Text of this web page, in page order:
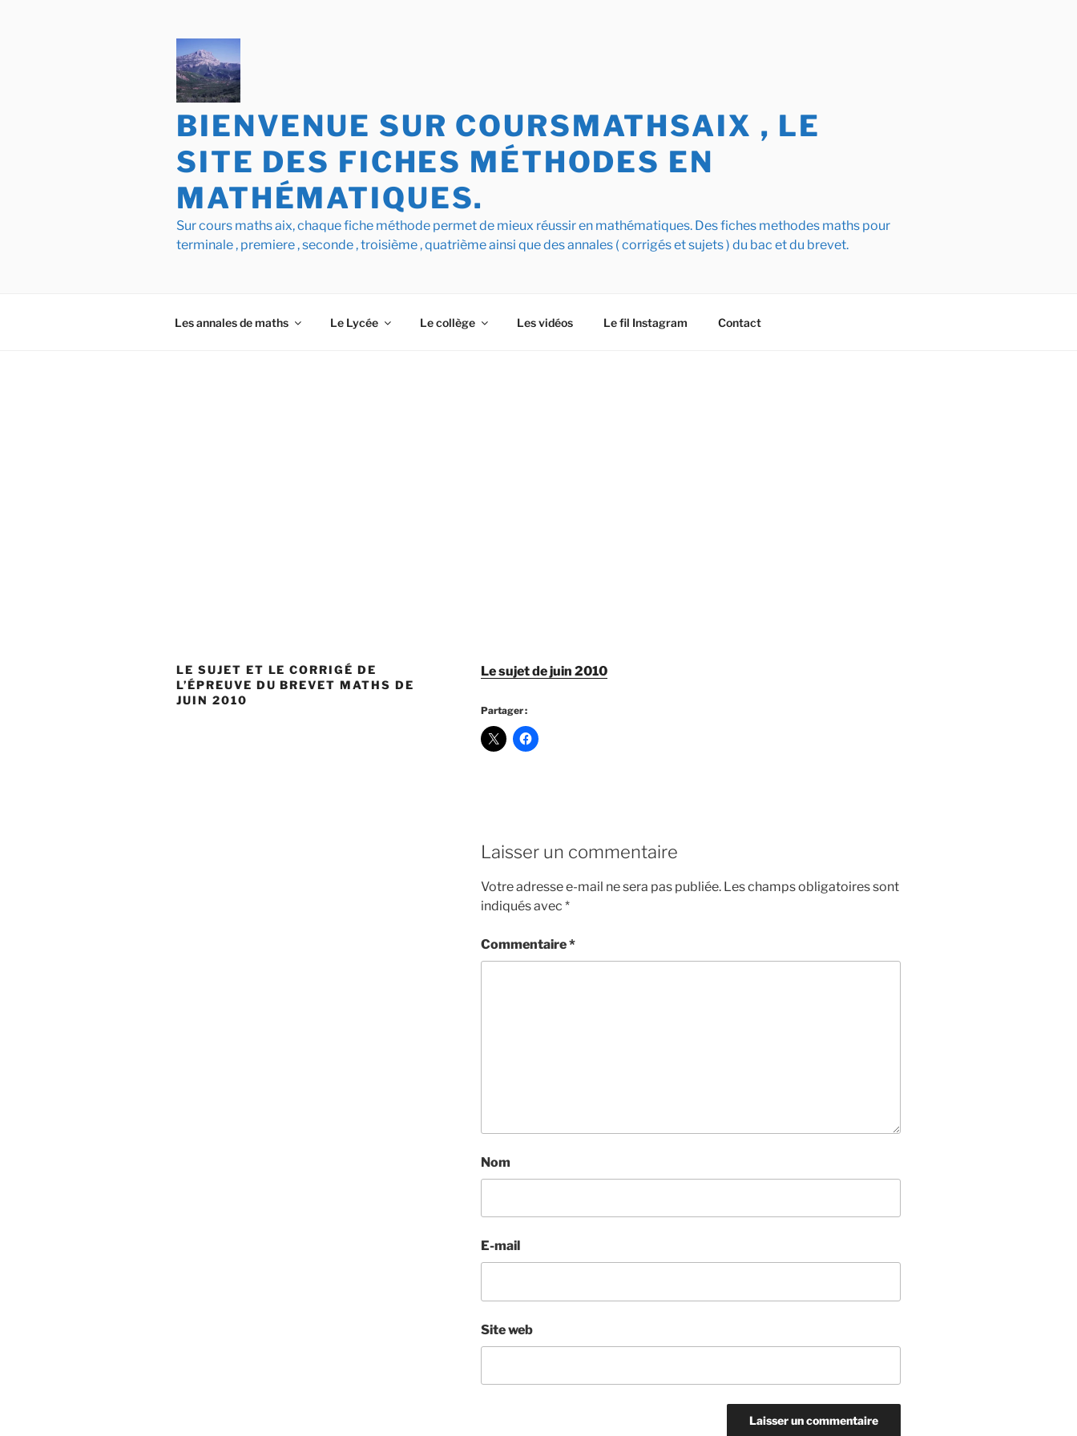
BIENVENUE SUR COURSMATHSAIX , LE
SITE DES FICHES MÉTHODES EN
MATHÉMATIQUES.
Sur cours maths aix, chaque fiche méthode permet de mieux réussir en mathématiques. Des fiches methodes maths pour
terminale , premiere , seconde , troisième , quatrième ainsi que des annales ( corrigés et sujets ) du bac et du brevet.
Les annales de maths Le Lycée Le collège Les vidéos Le fil Instagram Contact
LE SUJET ET LE CORRIGÉ DE
L’ÉPREUVE DU BREVET MATHS DE
JUIN 2010
Le sujet de juin 2010
Partager :
Laisser un commentaire
Votre adresse e-mail ne sera pas publiée. Les champs obligatoires sont
indiqués avec *
Commentaire*
Nom
E-mail
Site web